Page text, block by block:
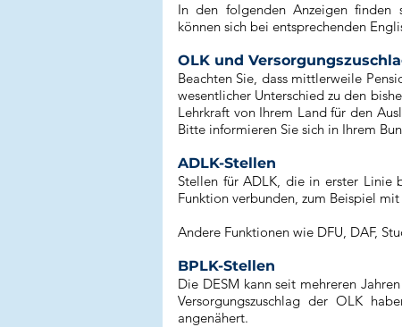
In den folgenden Anzeigen finden
können sich bei entsprechenden
OLK und
Beachten Sie, dass mittlerweile
wesentlicher Unterschied zu den
Lehrkraft von Ihrem Land für den
Bitte informieren Sie sich in Ihrem
ADLK-Stellen
Stellen für ADLK, die in erster Linie
Funktion verbunden, zum Beispiel
Andere Funktionen wie DFU, DAF,
BPLK-Stellen
Die DESM kann seit mehreren
Versorgungszuschlag der OLK
angenähert.